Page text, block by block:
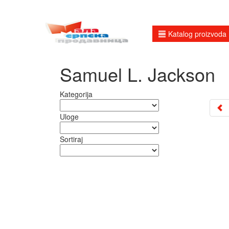
Katalog proizvoda
Samuel L. Jackson
Kategorija
Uloge
Sortiraj